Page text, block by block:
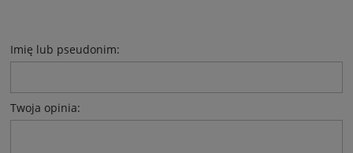
Imię lub pseudonim:
Twoja opinia: